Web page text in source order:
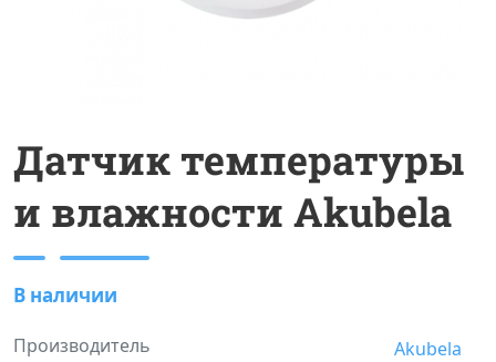
Датчик температуры
и влажности Akubela
В наличии
Производитель
Akubela